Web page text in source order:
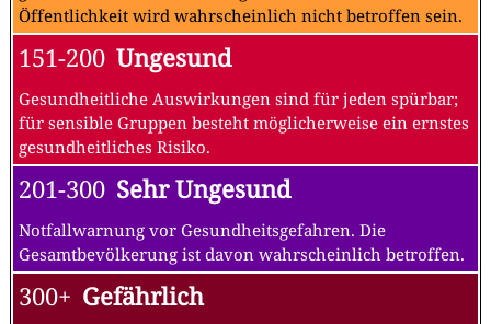
Öffentlichkeit wird wahrscheinlich nicht betroffen sein.
151-200 Ungesund
Gesundheitliche Auswirkungen sind für jeden spürbar;
für sensible Gruppen besteht möglicherweise ein ernstes
gesundheitliches Risiko.
201-300 Sehr Ungesund
Notfallwarnung vor Gesundheitsgefahren. Die
Gesamtbevölkerung ist davon wahrscheinlich betroffen.
300+ Gefährlich